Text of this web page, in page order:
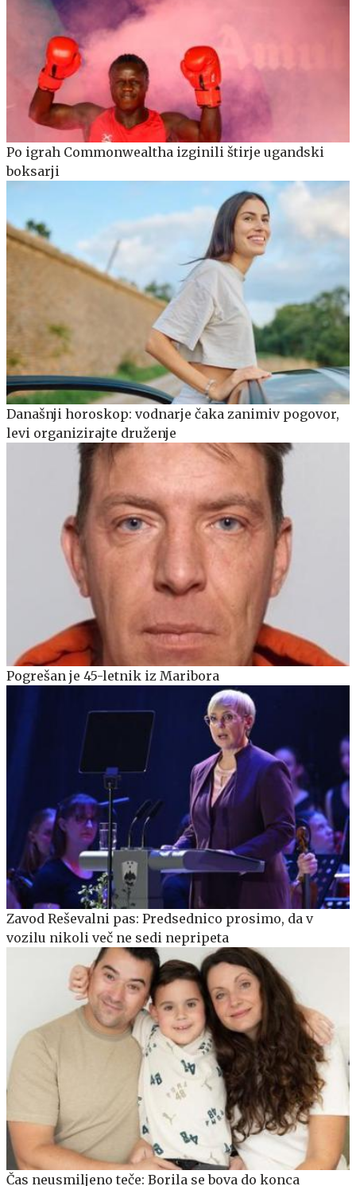
Po igrah Commonwealtha izginili štirje ugandski
boksarji
Današnji horoskop: vodnarje čaka zanimiv pogovor,
levi organizirajte druženje
Pogrešan je 45-letnik iz Maribora
Zavod Reševalni pas: Predsednico prosimo, da v
vozilu nikoli več ne sedi nepripeta
Čas neusmiljeno teče: Borila se bova do konca